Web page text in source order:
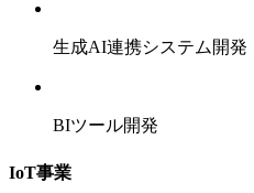
生成AI連携システム開発
BIツール開発
IoT事業